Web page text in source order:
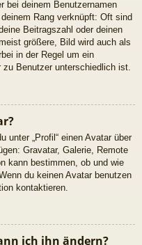
bei deinem Benutzernamen
Rang verknüpft: Oft sind
Beitragszahl oder deinen
größere, Bild wird auch als
in der Regel um ein
Benutzer unterschiedlich ist.
unter „Profil“ einen Avatar über
Gravatar, Galerie, Remote
kann bestimmen, ob und wie
du keinen Avatar benutzen
kontaktieren.
ich ihn ändern?